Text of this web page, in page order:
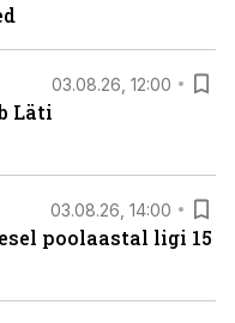
03.08.26, 12:00
Läti
03.08.26, 14:00
poolaastal ligi 15